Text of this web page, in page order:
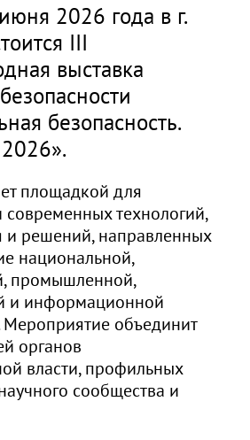
2026 года в г.
III
выставка
безопасность.
площадкой для
технологий,
и решений, направленных
национальной,
промышленной,
и информационной
Мероприятие объединит
органов
власти, профильных
сообщества и